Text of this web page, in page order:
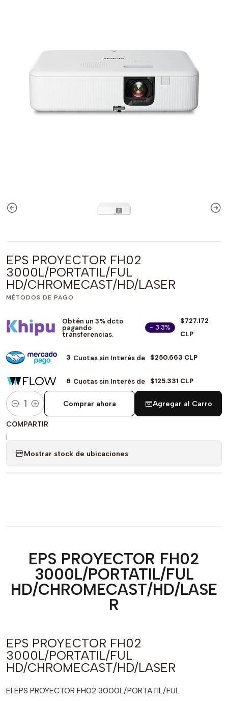
EPS PROYECTOR FH02
3000L/PORTATIL/FUL
HD/CHROMECAST/HD/LASER
MÉTODOS DE PAGO
Obtén un 3% dcto
pagando
transferencias.
- 3.3%
$727.172
CLP
3 Cuotas sin Interés de $250.663 CLP
6 Cuotas sin Interés de $125.331 CLP
Cantidad
Agregar al Carro
Comprar ahora
COMPARTIR
|
Mostrar stock de ubicaciones
EPS PROYECTOR FH02
3000L/PORTATIL/FUL
HD/CHROMECAST/HD/LASE
R
EPS PROYECTOR FH02
3000L/PORTATIL/FUL
HD/CHROMECAST/HD/LASER
El EPS PROYECTOR FH02 3000L/PORTATIL/FUL